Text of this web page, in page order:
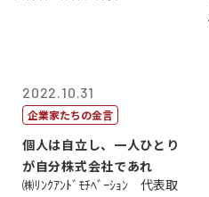
2022.10.31
企業家たちの金言
個人は自立し、一人ひとり
が自分株式会社であれ
㈱ﾘﾝｸｱﾝﾄﾞﾓﾁﾍﾞｰｼｮﾝ 代表取